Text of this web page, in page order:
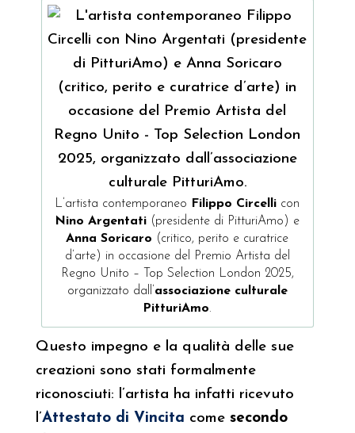
L’artista contemporaneo Filippo Circelli con
Nino Argentati (presidente di PitturiAmo) e
Anna Soricaro (critico, perito e curatrice
d’arte) in occasione del Premio Artista del
Regno Unito – Top Selection London 2025,
organizzato dall’ associazione culturale
PitturiAmo.
Questo impegno e la qualità delle sue
creazioni sono stati formalmente
riconosciuti: l’artista ha infatti ricevuto
l’Attestato di Vincita come secondo